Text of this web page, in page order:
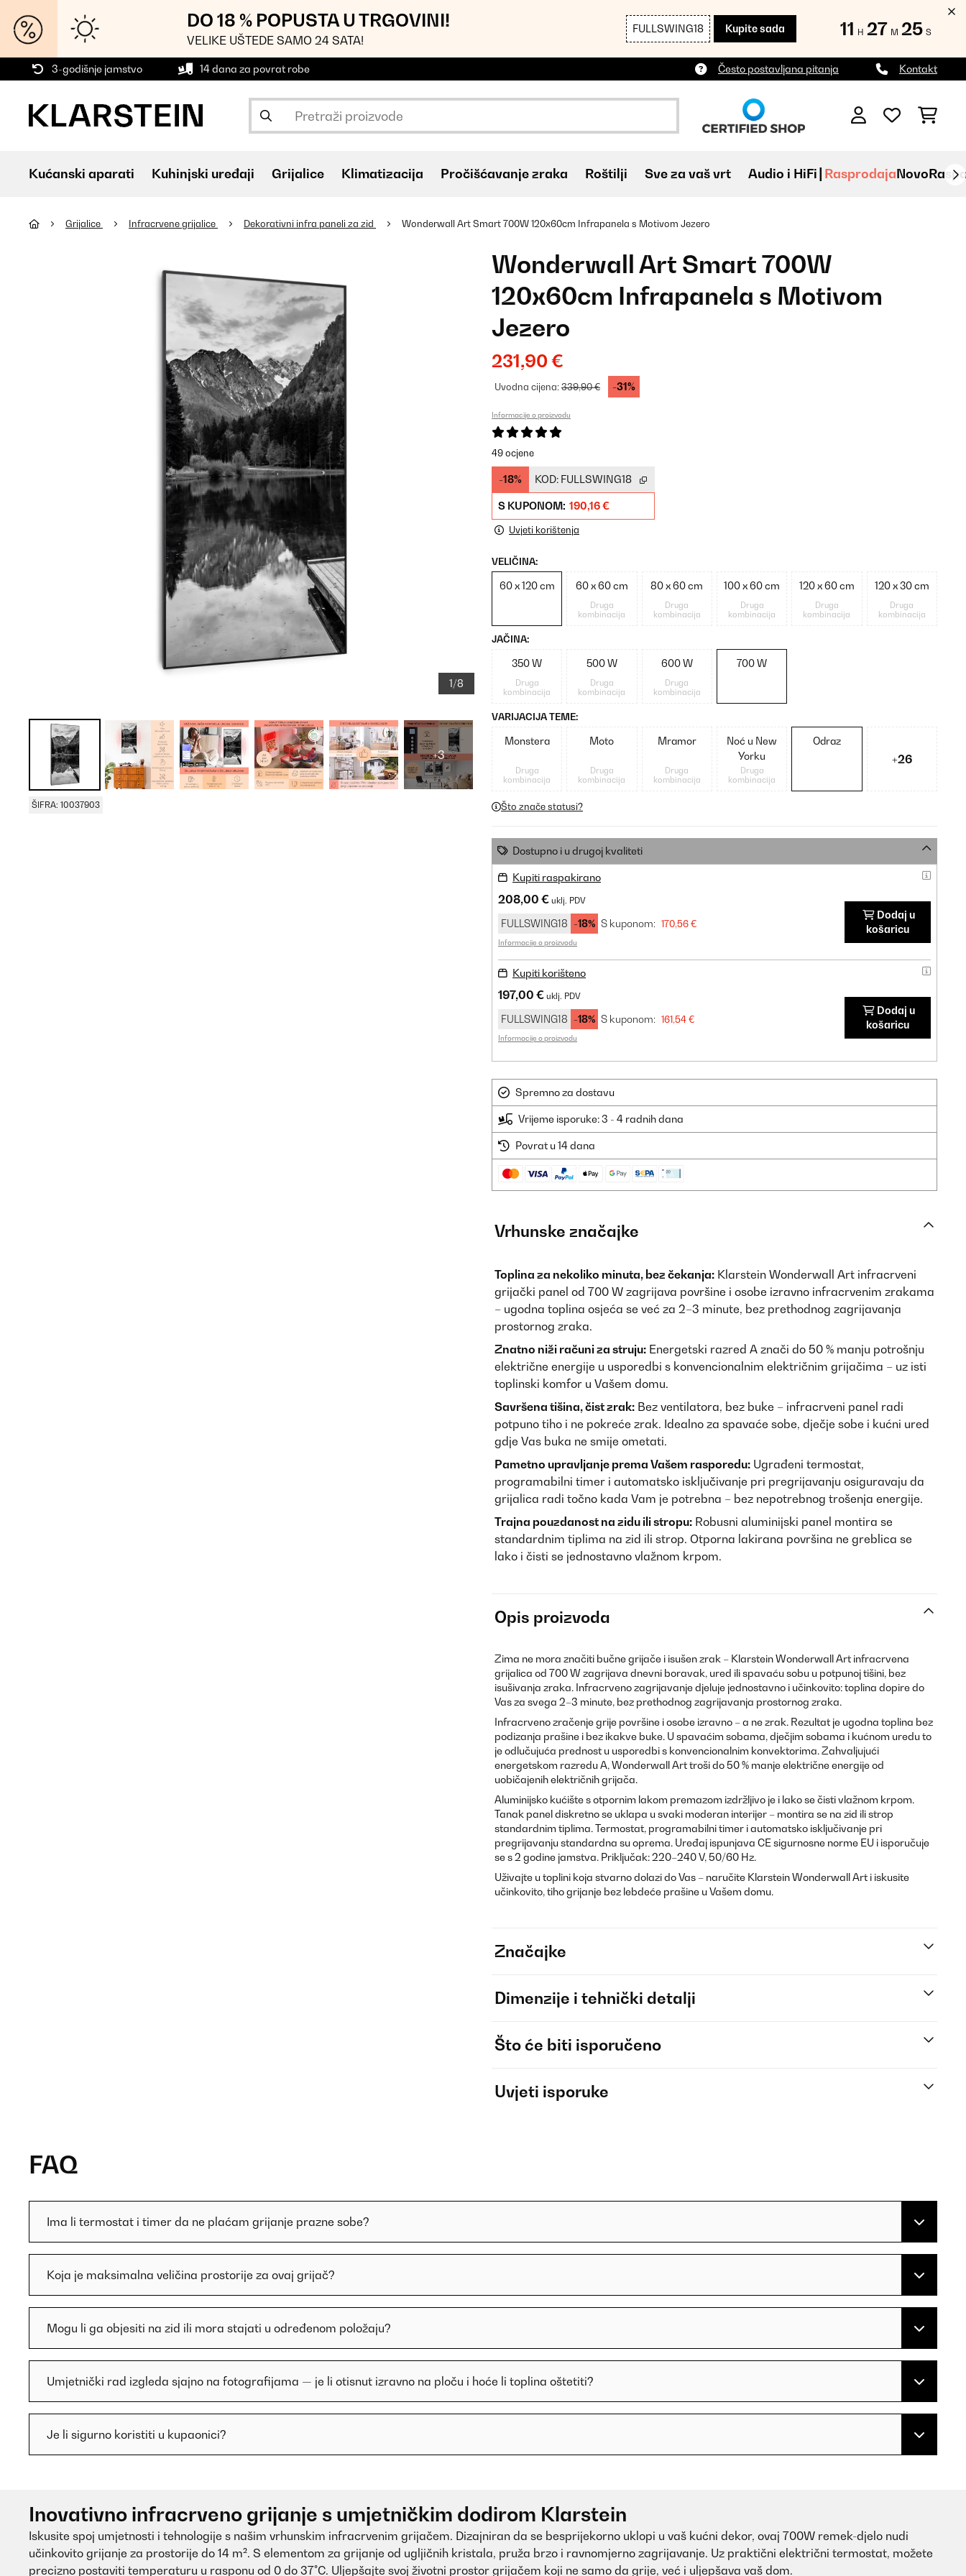
DO 18 % POPUSTA U TRGOVINI!
VELIKE UŠTEDE SAMO 24 SATA!
FULLSWING18 Kupite sada 11 H 27 M 23 S
3-godišnje jamstvo 14 dana za povrat robe Često postavljana pitanja Kontakt
Kućanski aparati Kuhinjski uređaji Grijalice Klimatizacija Pročišćavanje zraka Roštilji Sve za vaš vrt Audio i HiFi RasprodajaNovo
Grijalice Infracrvene grijalice Dekorativni infra paneli za zid Wonderwall Art Smart 700W 120x60cm Infrapanela s Motivom Jezero
1/8
+3
ŠIFRA: 10037903
Wonderwall Art Smart 700W
120x60cm Infrapanela s Motivom
Jezero
231,90 €
Uvodna cijena:339,90 € -31%
Informacije o proizvodu
49 ocjene
-18% KOD: FULLSWING18
S KUPONOM: 190,16 €
Uvjeti korištenja
VELIČINA:
60 x 120 cm 60 x 60 cm
Druga
kombinacija
80 x 60 cm
Druga
kombinacija
100 x 60 cm
Druga
kombinacija
120 x 60 cm
Druga
kombinacija
120 x 30 cm
Druga
kombinacija
JAČINA:
350 W
Druga
kombinacija
500 W
Druga
kombinacija
600 W
Druga
kombinacija
700 W
VARIJACIJA TEME:
Monstera
Druga
kombinacija
Moto
Druga
kombinacija
Mramor
Druga
kombinacija
Noć u New
Yorku
Druga
kombinacija
Odraz
+26
Što znače statusi?
Dostupno i u drugoj kvaliteti
Kupiti raspakirano
208,00 € uklj. PDV
FULLSWING18 -18% S kuponom: 170,56 €
Informacije o proizvodu
Dodaj u
košaricu
Kupiti korišteno
197,00 € uklj. PDV
FULLSWING18 -18% S kuponom: 161,54 €
Informacije o proizvodu
Dodaj u
košaricu
Spremno za dostavu
Vrijeme isporuke: 3 - 4 radnih dana
Povrat u 14 dana
Vrhunske značajke
Toplina za nekoliko minuta, bez čekanja: Klarstein Wonderwall Art infracrveni
grijački panel od 700 W zagrijava površine i osobe izravno infracrvenim zrakama
– ugodna toplina osjeća se već za 2–3 minute, bez prethodnog zagrijavanja
prostornog zraka.
Znatno niži računi za struju: Energetski razred A znači do 50 % manju potrošnju
električne energije u usporedbi s konvencionalnim električnim grijačima – uz isti
toplinski komfor u Vašem domu.
Savršena tišina, čist zrak: Bez ventilatora, bez buke – infracrveni panel radi
potpuno tiho i ne pokreće zrak. Idealno za spavaće sobe, dječje sobe i kućni ured
gdje Vas buka ne smije ometati.
Pametno upravljanje prema Vašem rasporedu: Ugrađeni termostat,
programabilni timer i automatsko isključivanje pri pregrijavanju osiguravaju da
grijalica radi točno kada Vam je potrebna – bez nepotrebnog trošenja energije.
Trajna pouzdanost na zidu ili stropu: Robusni aluminijski panel montira se
standardnim tiplima na zid ili strop. Otporna lakirana površina ne greblica se
lako i čisti se jednostavno vlažnom krpom.
Opis proizvoda
Zima ne mora značiti bučne grijače i isušen zrak – Klarstein Wonderwall Art infracrvena
grijalica od 700 W zagrijava dnevni boravak, ured ili spavaću sobu u potpunoj tišini, bez
isušivanja zraka. Infracrveno zagrijavanje djeluje jednostavno i učinkovito: toplina dopire do
Vas za svega 2–3 minute, bez prethodnog zagrijavanja prostornog zraka.
Infracrveno zračenje grije površine i osobe izravno – a ne zrak. Rezultat je ugodna toplina bez
podizanja prašine i bez ikakve buke. U spavaćim sobama, dječjim sobama i kućnom uredu to
je odlučujuća prednost u usporedbi s konvencionalnim konvektorima. Zahvaljujući
energetskom razredu A, Wonderwall Art troši do 50 % manje električne energije od
uobičajenih električnih grijača.
Aluminijsko kućište s otpornim lakom premazom izdržljivo je i lako se čisti vlažnom krpom.
Tanak panel diskretno se uklapa u svaki moderan interijer – montira se na zid ili strop
standardnim tiplima. Termostat, programabilni timer i automatsko isključivanje pri
pregrijavanju standardna su oprema. Uređaj ispunjava CE sigurnosne norme EU i isporučuje
se s 2 godine jamstva. Priključak: 220–240 V, 50/60 Hz.
Uživajte u toplini koja stvarno dolazi do Vas – naručite Klarstein Wonderwall Art i iskusite
učinkovito, tiho grijanje bez lebdeće prašine u Vašem domu.
Značajke
Dimenzije i tehnički detalji
Što će biti isporučeno
Uvjeti isporuke
FAQ
Ima li termostat i timer da ne plaćam grijanje prazne sobe?
Koja je maksimalna veličina prostorije za ovaj grijač?
Mogu li ga objesiti na zid ili mora stajati u određenom položaju?
Umjetnički rad izgleda sjajno na fotografijama — je li otisnut izravno na ploču i hoće li toplina oštetiti?
Je li sigurno koristiti u kupaonici?
Inovativno infracrveno grijanje s umjetničkim dodirom Klarstein
Iskusite spoj umjetnosti i tehnologije s našim vrhunskim infracrvenim grijačem. Dizajniran da se besprijekorno uklopi u vaš kućni dekor, ovaj 700W remek-djelo nudi
učinkovito grijanje za prostorije do 14 m². S elementom za grijanje od ugljičnih kristala, pruža brzo i ravnomjerno zagrijavanje. Uz praktični električni termostat, možete
precizno postaviti temperaturu u rasponu od 0 do 37°C. Uljepšajte svoj životni prostor grijačem koji ne samo da grije, već i uljepšava vaš dom.